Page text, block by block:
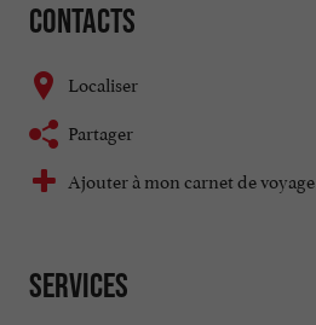
Contacts
Localiser
Partager
Ajouter à mon carnet de voyage
Services